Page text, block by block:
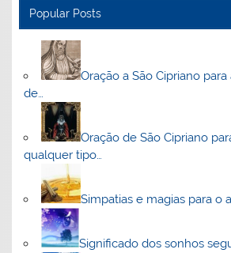
Popular Posts
Oração a São Cipriano
de…
Oração de São Cipriano
qualquer tipo…
Simpatias e magias para o
Significado dos sonhos